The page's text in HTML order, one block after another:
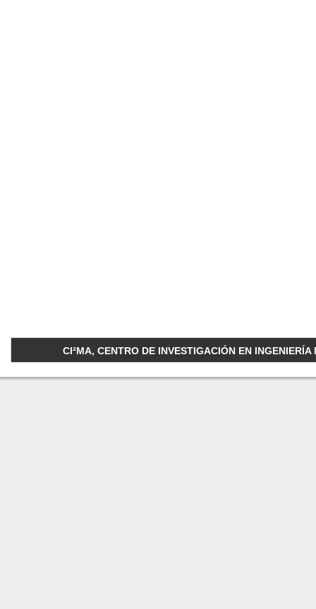
CI²MA, CENTRO DE INVESTIGACIÓN EN